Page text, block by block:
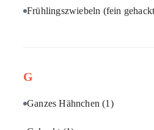
Frühlingszwiebeln (fein
G
Ganzes Hähnchen(1)